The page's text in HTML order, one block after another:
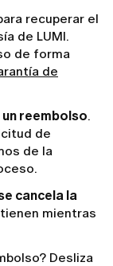
recuperar el
de LUMI.
de forma
de
reembolso.
de
de la
cancela la
mientras
Desliza